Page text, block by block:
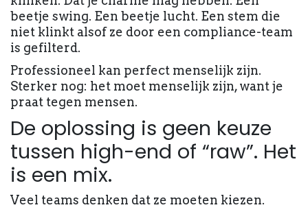
beetje swing. Een beetje lucht. Een stem die
niet klinkt alsof ze door een compliance-team
is gefilterd.
Professioneel kan perfect menselijk zijn.
Sterker nog: het moet menselijk zijn, want je
praat tegen mensen.
De oplossing is geen keuze
tussen high-end of “raw”. Het
is een mix.
Veel teams denken dat ze moeten kiezen.